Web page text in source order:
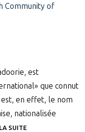
Community of
est
que connut
en effet, le nom
nationalisée
SUITE